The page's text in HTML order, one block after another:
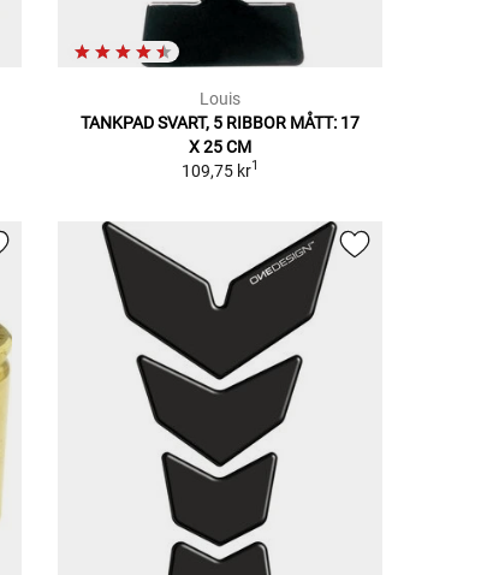
Louis
TANKPAD SVART, 5 RIBBOR MÅTT: 17
X 25 CM
109,75 kr1